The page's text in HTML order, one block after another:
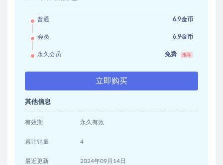
普通 6.9金币
会员 6.9金币
永久会员 免费 推荐
立即购买
其他信息
有效期 永久有效
累计销量 4
最近更新 2024年09月14日